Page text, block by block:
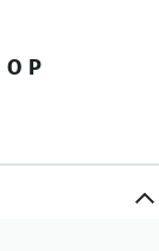
O P